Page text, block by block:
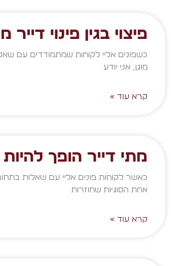
פיצוי בגין פינוי דייר
כשפונים אליי לקוחות שמתמודדים עם
מוגן, אני יודע
קרא עוד »
מתי דייר הופך להיות
כאשר לקוחות פונים אליי עם שאלות
אחת הסוגיות שחוזרות
קרא עוד »